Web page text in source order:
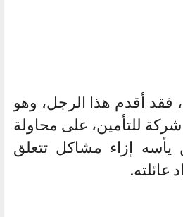
فقد أقدم هذا الرجل، وهو
للتأمين، على محاولة
يأسه إزاء مشاكل تتعلق
عائلته.